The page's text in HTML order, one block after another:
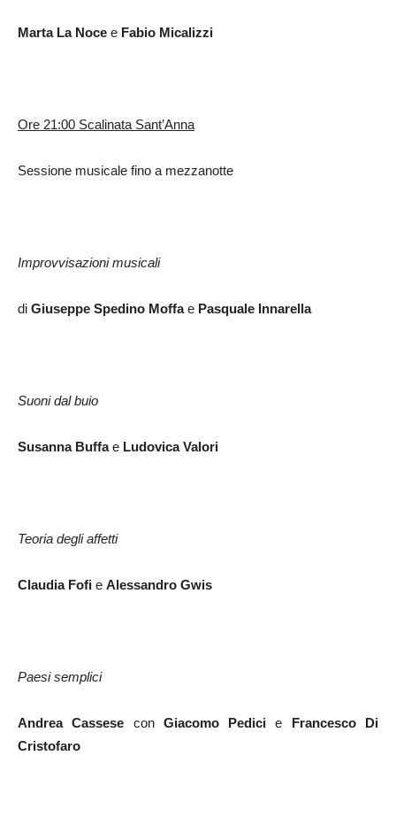
Marta La Noce e Fabio Micalizzi
Ore 21:00 Scalinata Sant’Anna
Sessione musicale fino a mezzanotte
Improvvisazioni musicali
di Giuseppe Spedino Moffae Pasquale Innarella
Suoni dal buio
Susanna Buffae Ludovica Valori
Teoria degli affetti
Claudia Fofi e Alessandro Gwis
Paesi semplici
Andrea Cassese con Giacomo Pedici e Francesco Di
Cristofaro